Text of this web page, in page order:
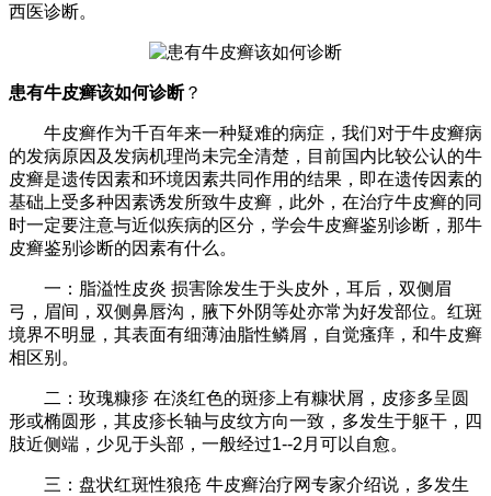
西医诊断。
患有牛皮癣该如何诊断？
牛皮癣作为千百年来一种疑难的病症，我们对于牛皮癣病
的发病原因及发病机理尚未完全清楚，目前国内比较公认的牛
皮癣是遗传因素和环境因素共同作用的结果，即在遗传因素的
基础上受多种因素诱发所致牛皮癣，此外，在治疗牛皮癣的同
时一定要注意与近似疾病的区分，学会牛皮癣鉴别诊断，那牛
皮癣鉴别诊断的因素有什么。
一：脂溢性皮炎 损害除发生于头皮外，耳后，双侧眉
弓，眉间，双侧鼻唇沟，腋下外阴等处亦常为好发部位。红斑
境界不明显，其表面有细薄油脂性鳞屑，自觉瘙痒，和牛皮癣
相区别。
二：玫瑰糠疹 在淡红色的斑疹上有糠状屑，皮疹多呈圆
形或椭圆形，其皮疹长轴与皮纹方向一致，多发生于躯干，四
肢近侧端，少见于头部，一般经过1--2月可以自愈。
三：盘状红斑性狼疮 牛皮癣治疗网专家介绍说，多发生